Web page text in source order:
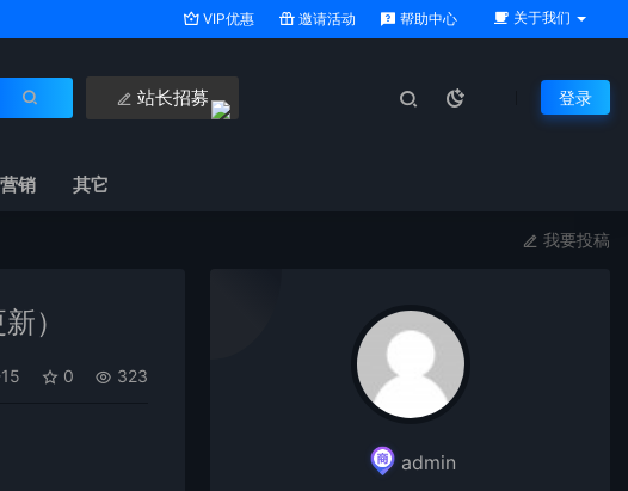
VIP优惠 邀请活动 帮助中心 关于我们
站长招募 登录
销 其它
我要投稿
）
0 323
admin